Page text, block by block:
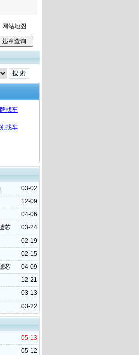
网站地图
03-02
12-09
04-06
03-24
芯
02-19
02-15
04-09
芯
12-21
03-13
03-22
05-13
05-12